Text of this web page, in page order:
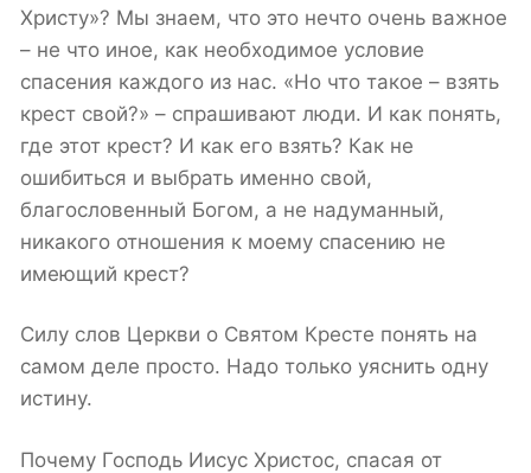
Христу»? Мы знаем, что это нечто очень важное
– не что иное, как необходимое условие
спасения каждого из нас. «Но что такое – взять
крест свой?» – спрашивают люди. И как понять,
где этот крест? И как его взять? Как не
ошибиться и выбрать именно свой,
благословенный Богом, а не надуманный,
никакого отношения к моему спасению не
имеющий крест?
Силу слов Церкви о Святом Кресте понять на
самом деле просто. Надо только уяснить одну
истину.
Почему Господь Иисус Христос, спасая от